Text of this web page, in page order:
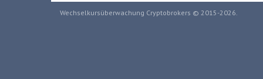
Wechselkursüberwachung Cryptobrokers © 2015-2026.